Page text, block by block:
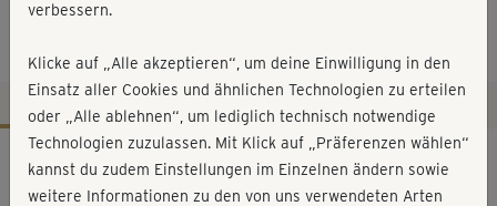
Muskelpower Hantelworkout – komplett
Workout-Facts
mittelschwer
verbessern.
Klicke auf „Alle akzeptieren“, um deine Einwilligung in den
Einsatz aller Cookies und ähnlichen Technologien zu erteilen
oder „Alle ablehnen“, um lediglich technisch notwendige
Technologien zuzulassen. Mit Klick auf „Präferenzen wählen“
kannst du zudem Einstellungen im Einzelnen ändern sowie
weitere Informationen zu den von uns verwendeten Arten